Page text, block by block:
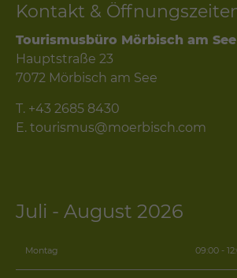
Kontakt &
Tourismusbüro Mörbisch am See
Hauptstraße 23
7072 Mörbisch am See
T. +43 2685 8430
E. tourismus@moerbisch.com
Juli - August 2026
Montag 09:00 -